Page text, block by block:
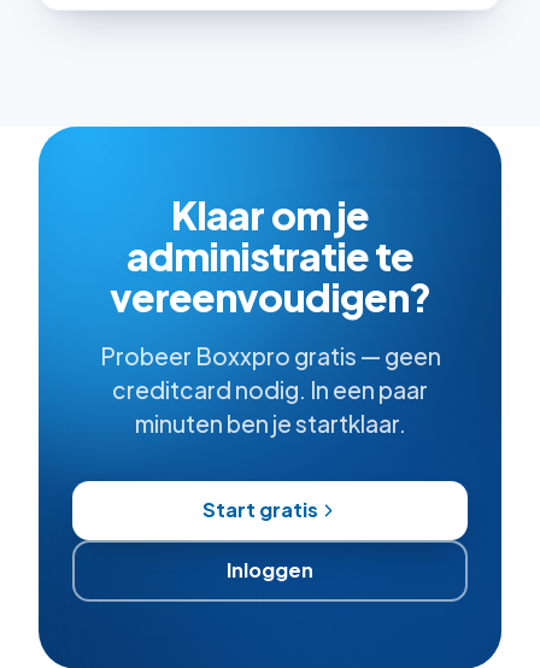
Klaar om je
administratie te
vereenvoudigen?
Probeer Boxxpro gratis — geen
creditcard nodig. In een paar
minuten ben je startklaar.
Start gratis
Inloggen